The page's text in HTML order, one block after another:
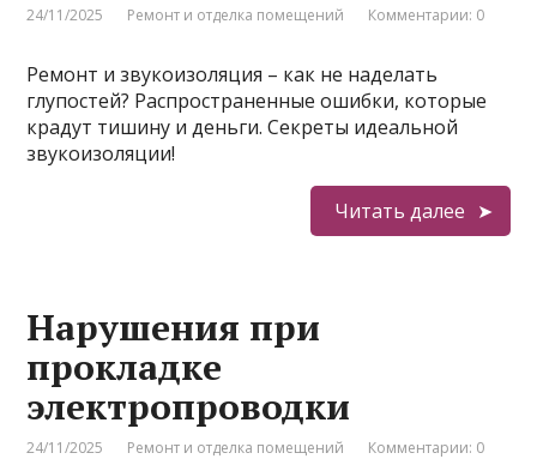
24/11/2025 Ремонт и отделка помещений Комментарии: 0
Ремонт и звукоизоляция – как не наделать
глупостей? Распространенные ошибки, которые
крадут тишину и деньги. Секреты идеальной
звукоизоляции!
Читать далее
Нарушения при
прокладке
электропроводки
24/11/2025 Ремонт и отделка помещений Комментарии: 0